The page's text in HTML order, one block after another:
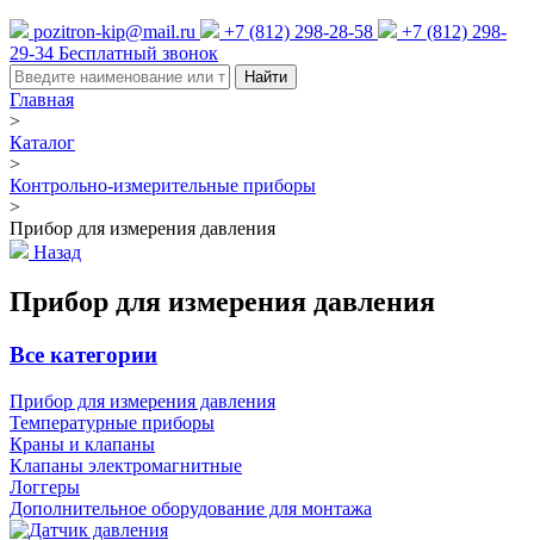
pozitron-kip@mail.ru +7 (812) 298-28-58
+7 (812) 298-
29-34 Бесплатный звонок
Найти
Главная
>
Каталог
>
Контрольно-измерительные приборы
>
Прибор для измерения давления
Назад
Прибор для измерения давления
Все категории
Прибор для измерения давления
Температурные приборы
Краны и клапаны
Клапаны электромагнитные
Логгеры
Дополнительное оборудование для монтажа